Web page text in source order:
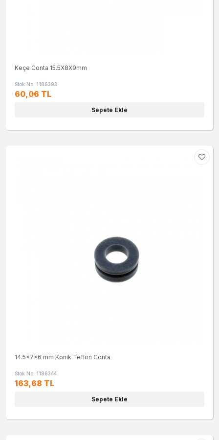
Keçe Conta 15.5X8X9mm
Stok No: 1186393
60,06 TL
Sepete Ekle
14.5x7x6 mm Konik Teflon Conta
Stok No: 1186344
163,68 TL
Sepete Ekle